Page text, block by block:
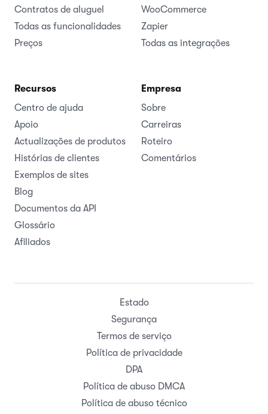
Contratos de aluguel
Todas as funcionalidades
Preços
WooCommerce
Zapier
Todas as integrações
Recursos
Centro de ajuda
Apoio
Actualizações de produtos
Histórias de clientes
Exemplos de sites
Blog
Documentos da API
Glossário
Afiliados
Empresa
Sobre
Carreiras
Roteiro
Comentários
Estado
Segurança
Termos de serviço
Política de privacidade
DPA
Política de abuso DMCA
Política de abuso técnico